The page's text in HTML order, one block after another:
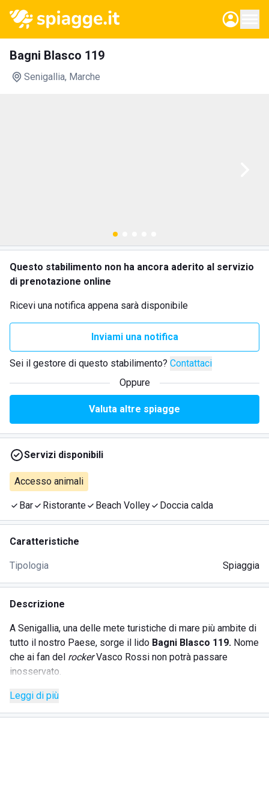
Bagni Blasco 119
Senigallia, Marche
Questo stabilimento non ha ancora aderito al servizio
di prenotazione online
Ricevi una notifica appena sarà disponibile
Inviami una notifica
Sei il gestore di questo stabilimento? Contattaci
Oppure
Valuta altre spiagge
Servizi disponibili
Accesso animali
Bar Ristorante Beach Volley Doccia calda
Caratteristiche
Tipologia Spiaggia
Descrizione
A Senigallia, una delle mete turistiche di mare più ambite di
tutto il nostro Paese, sorge il lido Bagni Blasco 119. Nome
che ai fan del rockerVasco Rossi non potrà passare
inosservato.
Fra le lunghe distese di spiaggia dell'Adriatico, i Bagni
Blasco sono pronti ad accogliervi per le vostre vacanze
Leggi di più